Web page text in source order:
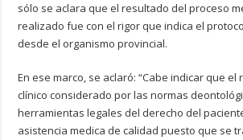
sólo se aclara que el resultado del proceso
realizado fue con el rigor que indica el
desde el organismo provincial.
En ese marco, se aclaró: “Cabe indicar que
clínico considerado por las normas
herramientas legales del derecho del
asistencia medica de calidad puesto que se